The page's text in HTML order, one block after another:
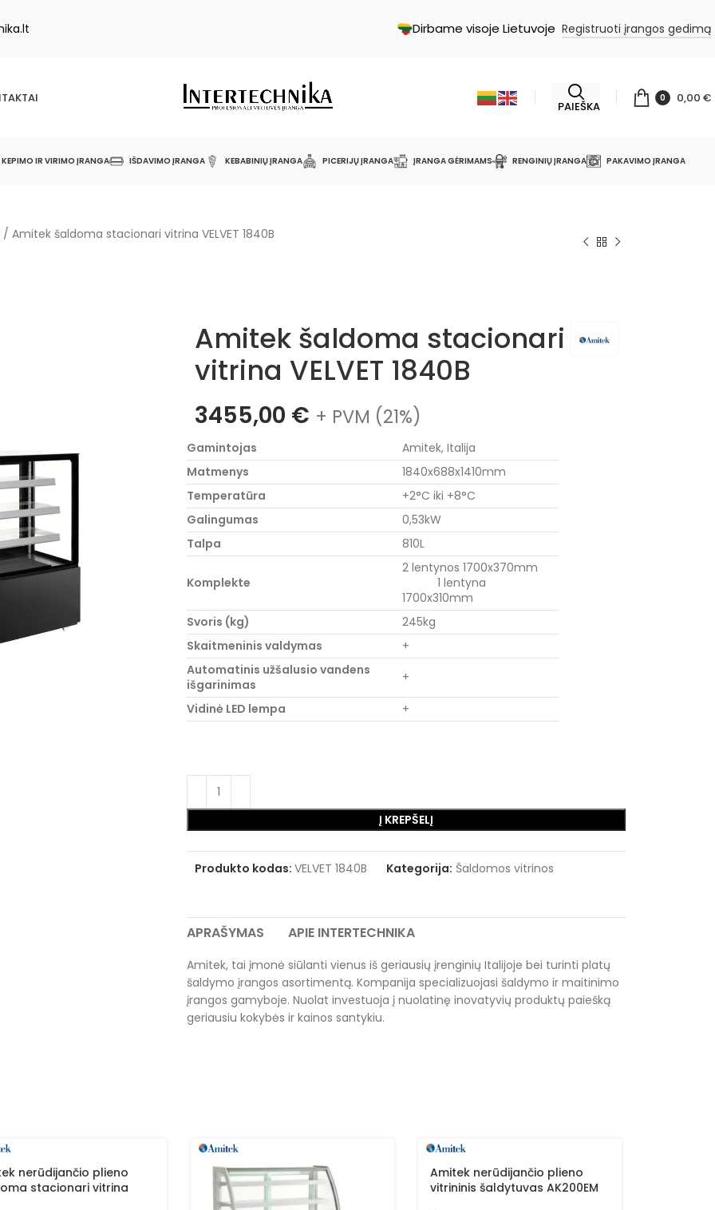
Dirbame visoje Lietuvoje Registruoti įrangos gedimą
PAIEŠKA
0 0,00 €
KEPIMO IR VIRIMO ĮRANGA IŠDAVIMO ĮRANGA KEBABINIŲ ĮRANGA PICERIJŲ ĮRANGA ĮRANGA GĖRIMAMS RENGINIŲ ĮRANGA PAKAVIMO ĮRANGA
/ Amitek šaldoma stacionari vitrina VELVET 1840B
Amitek šaldoma stacionari
vitrina VELVET 1840B
3455,00 € + PVM (21%)
Gamintojas
Amitek, Italija
Matmenys
1840x688x1410mm
Temperatūra
+2°C iki +8°C
Galingumas
0,53kW
Talpa
810L
Komplekte
2 lentynos 1700x370mm
1 lentyna
1700x310mm
Svoris (kg)
245kg
Skaitmeninis valdymas
+
Automatinis užšalusio vandens
išgarinimas
+
Vidinė LED lempa
+
Į KREPŠELĮ
Produkto kodas: VELVET 1840B Kategorija: Šaldomos vitrinos
APRAŠYMAS APIE INTERTECHNIKA
Amitek, tai įmonė siūlanti vienus iš geriausių įrenginių Italijoje bei turinti platų
šaldymo įrangos asortimentą. Kompanija specializuojasi šaldymo ir maitinimo
įrangos gamyboje. Nuolat investuoja į nuolatinę inovatyvių produktų paiešką
geriausiu kokybės ir kainos santykiu.
nerūdijančio plieno
stacionari vitrina
Amitek nerūdijančio plieno
vitrininis šaldytuvas AK200EM